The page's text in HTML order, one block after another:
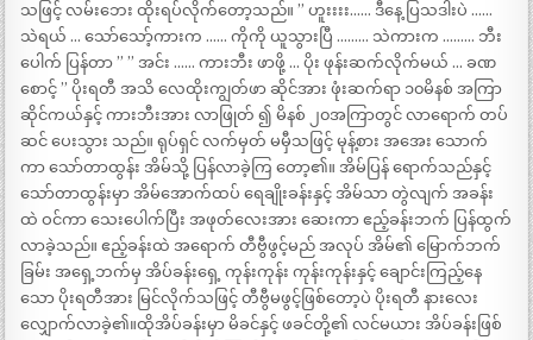
သဖြင့် လမ်းဘေး ထိုးရပ်လိုက်တော့သည်။ ” ဟူးးးး…… ဒီနေ့ ပြသဒါးပဲ ……
သဲရယ် … သော်သော့်ကားက …… ကိုကို ယူသွားပြီ ……… သဲကားက ……… ဘီး
ပေါက် ပြန်တာ ” ” အင်း …… ကားဘီး ဖာဖို့ … ပိုး ဖုန်းဆက်လိုက်မယ် … ခဏ
စောင့် ” ပိုးရတီ အသိ လေထိုးကျွတ်ဖာ ဆိုင်အား ဖုံးဆက်ရာ ၁၀မိနစ် အကြာ
ဆိုင်ကယ်နှင့် ကားဘီးအား လာဖြုတ် ၍ မိနစ် ၂၀အကြာတွင် လာရောက် တပ်
ဆင် ပေးသွား သည်။ ရုပ်ရှင် လက်မှတ် မမှီသဖြင့် မုန့်စား အအေး သောက်
ကာ သော်တာထွန်း အိမ်သို့ ပြန်လာခဲ့ကြ တော့၏။ အိမ်ပြန် ရောက်သည်နှင့်
သော်တာထွန်းမှာ အိမ်အောက်ထပ် ရေချိုးခန်းနှင့် အိမ်သာ တွဲလျက် အခန်း
ထဲ ဝင်ကာ သေးပေါက်ပြီး အဖုတ်လေးအား ဆေးကာ ဧည့်ခန်းဘက် ပြန်ထွက်
လာခဲ့သည်။ ဧည့်ခန်းထဲ အရောက် တီဗွီဖွင့်မည် အလုပ် အိမ်၏ မြောက်ဘက်
ခြမ်း အရှေ့ဘက်မှ အိပ်ခန်းရှေ့ ကုန်းကုန်း ကုန်းကုန်းနှင့် ချောင်းကြည့်နေ
သော ပိုးရတီအား မြင်လိုက်သဖြင့် တီဗွီမဖွင့်ဖြစ်တော့ပဲ ပိုးရတီ နားလေး
လျှောက်လာခဲ့၏။ထိုအိပ်ခန်းမှာ မိခင်နှင့် ဖခင်တို့၏ လင်မယား အိပ်ခန်းဖြစ်